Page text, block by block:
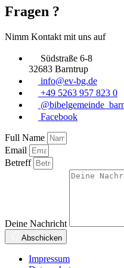
Fragen ?
Nimm Kontakt mit uns auf
Südstraße 6-8
32683 Barntrup
info@ev-bg.de
+49 5263 957 823 0
Facebook
Full Name
Email
Betreff
Deine Nachricht
Abschicken
Impressum